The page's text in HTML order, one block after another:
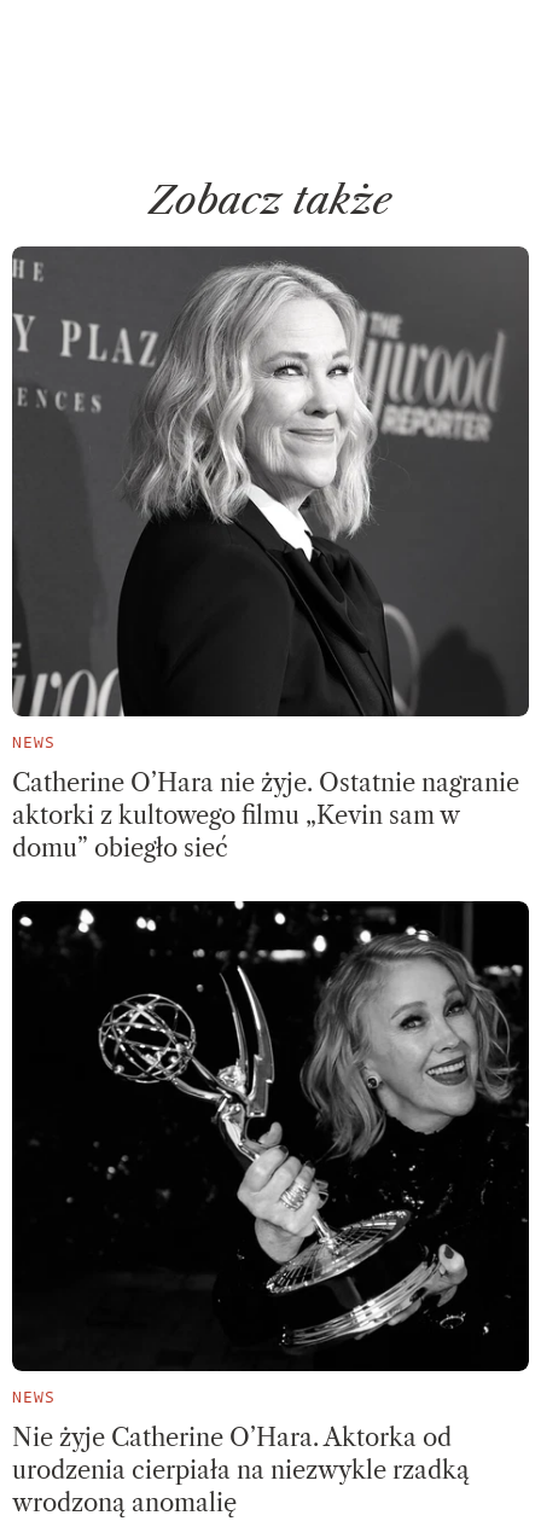
Zobacz także
NEWS
Catherine O’Hara nie żyje. Ostatnie nagranie
aktorki z kultowego filmu „Kevin sam w
domu” obiegło sieć
NEWS
Nie żyje Catherine O’Hara. Aktorka od
urodzenia cierpiała na niezwykle rzadką
wrodzoną anomalię